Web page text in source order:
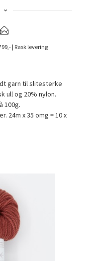
| Rask levering
garn til slitesterke
ull og 20% nylon.
100g.
24m x 35 omg = 10 x